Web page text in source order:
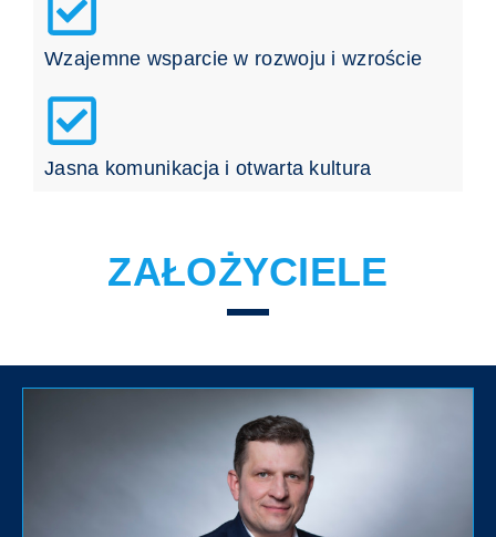
Wzajemne wsparcie w rozwoju i wzroście
Jasna komunikacja i otwarta kultura
ZAŁOŻYCIELE